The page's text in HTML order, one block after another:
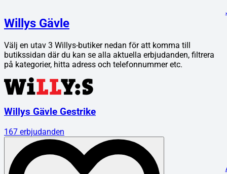
Willys Gävle
Välj en utav 3 Willys-butiker nedan för att komma till
butikssidan där du kan se alla aktuella erbjudanden, filtrera
på kategorier, hitta adress och telefonnummer etc.
Willys Gävle Gestrike
167 erbjudanden